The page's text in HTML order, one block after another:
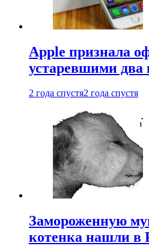
Apple признала
устаревшими два
2 года спустя2 года спустя
Замороженную
котенка нашли в